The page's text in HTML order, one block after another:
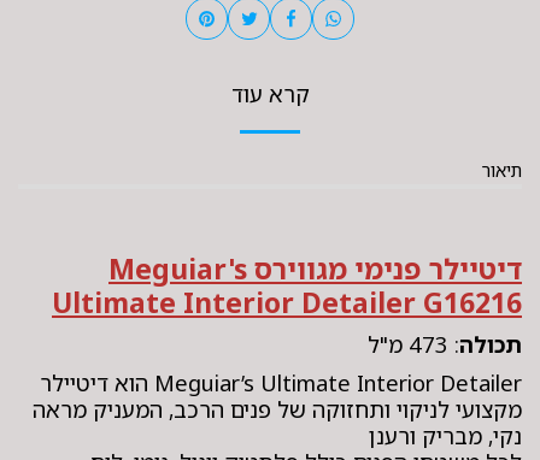
קרא עוד
תיאור
דיטיילר פנימי מגווירס Meguiar's
Ultimate Interior Detailer G16216
תכולה: 473 מ"ל
Meguiar’s Ultimate Interior Detailer הוא דיטיילר
מקצועי לניקוי ותחזוקה של פנים הרכב, המעניק מראה
נקי, מבריק ורענן